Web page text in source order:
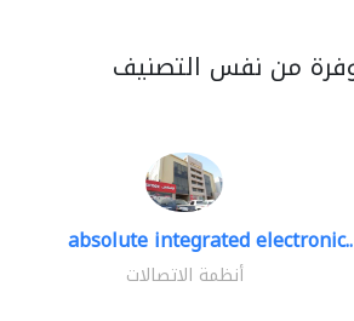
من نفس التصنيف
absolute integrated electronic..
أنظمة الاتصالات